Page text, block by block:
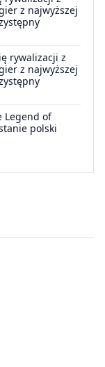
z najwyższej
rywalizacji z
z najwyższej
Legend of
polski